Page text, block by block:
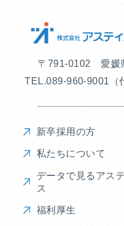
〒791-0102 愛媛
TEL.089-960-9001 （
新卒採用の方
私たちについて
データで見るアス
ス
福利厚生